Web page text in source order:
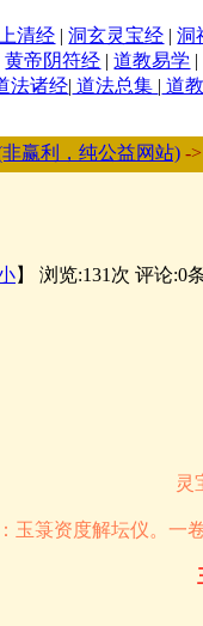
清经 |洞玄灵宝经 |洞
黄帝阴符经 |道教易学 |
法诸经| 道法总集 | 道
赢利，纯公益网站) -
】 浏览:131 次 评论:0
灵
玉箓资度解坛仪。一